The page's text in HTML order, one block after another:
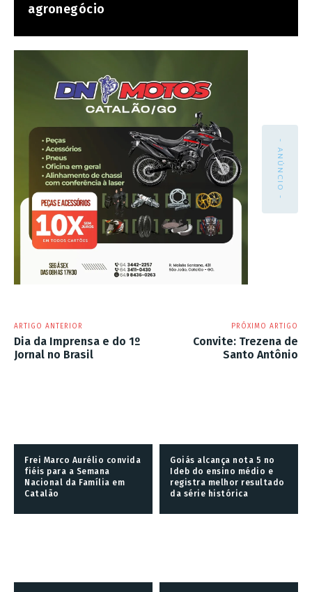
agronegócio
- ANÚNCIO -
ARTIGO ANTERIOR
Dia da Imprensa e do 1º
Jornal no Brasil
PRÓXIMO ARTIGO
Convite: Trezena de
Santo Antônio
Frei Marco Aurélio convida
fiéis para a Semana
Nacional da Família em
Catalão
Goiás alcança nota 5 no
Ideb do ensino médio e
registra melhor resultado
da série histórica